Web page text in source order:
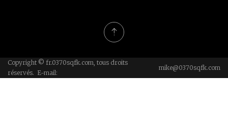
Copyright © fr.0370sqfk.com, tous droits
réservés. E-mail:
mike@0370sqfk.com